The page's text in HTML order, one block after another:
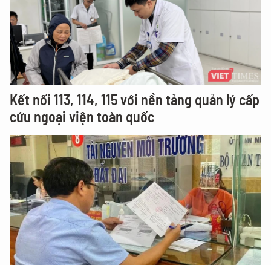
Kết nối 113, 114, 115 với nền tảng quản lý cấp
cứu ngoại viện toàn quốc